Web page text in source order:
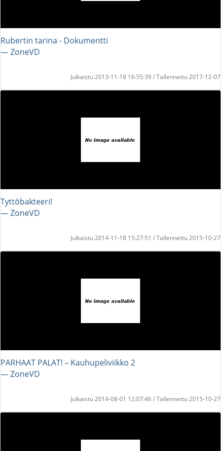
Rubertin tarina - Dokumentti
― ZoneVD
Julkaistu 2013-11-18 16:55:39 / Tallennettu 2017-12-07
Tyttöbakteeri!
― ZoneVD
Julkaistu 2014-11-18 15:27:51 / Tallennettu 2015-10-27
PARHAAT PALAT! – Kauhupeliviikko 2
― ZoneVD
Julkaistu 2014-08-01 12:07:46 / Tallennettu 2015-10-27